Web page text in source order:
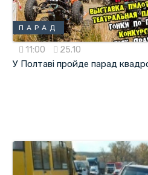
ПАРАД
11:00 25.10
У Полтаві пройде парад